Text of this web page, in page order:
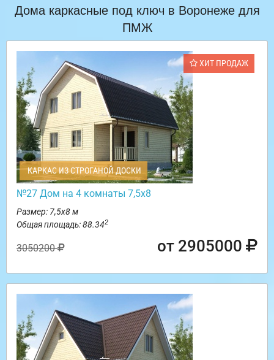
Дома каркасные под ключ в Воронеже для
ПМЖ
ХИТ ПРОДАЖ
КАРКАС ИЗ СТРОГАНОЙ ДОСКИ
№27 Дом на 4 комнаты 7,5х8
Размер: 7,5х8 м
Общая площадь: 88.342
3050200 от 2905000